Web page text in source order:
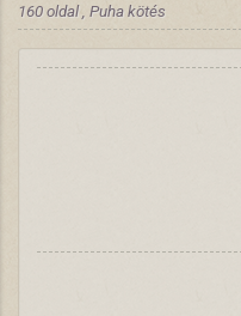
160 oldal , Puha kötés